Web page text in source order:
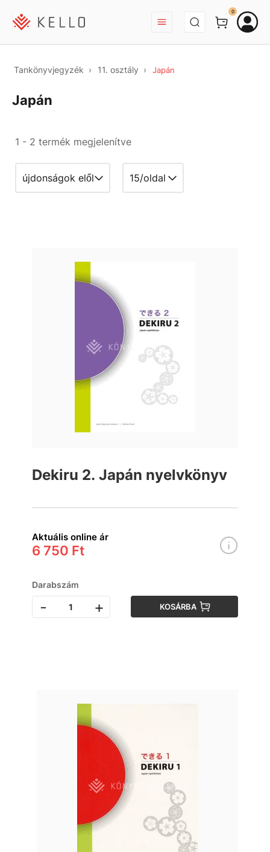
BEJELENTKEZÉS
0
Tankönyvjegyzék 11. osztály Japán
Japán
1 - 2 termék megjelenítve
Dekiru 2. Japán nyelvkönyv
Aktuális online ár
6 750 Ft
Darabszám
- + KOSÁRBA